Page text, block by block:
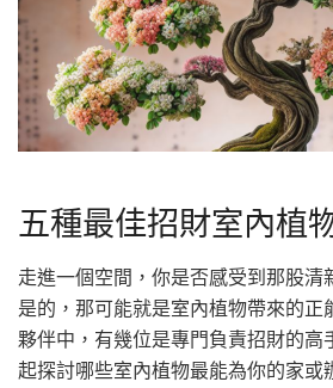
五種最佳招財室內植
走進一個空間，你是否感受到那股清
是的，那可能就是室內植物帶來的正
夥伴中，有幾位是專門負責招財的高
起探討哪些室內植物最能為你的家或